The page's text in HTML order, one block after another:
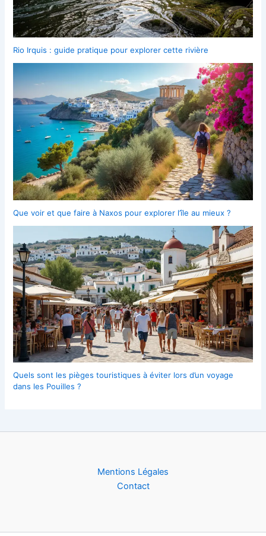
Rio Irquis : guide pratique pour explorer cette rivière
Que voir et que faire à Naxos pour explorer l’île au mieux ?
Quels sont les pièges touristiques à éviter lors d’un voyage
dans les Pouilles ?
Mentions Légales
Contact